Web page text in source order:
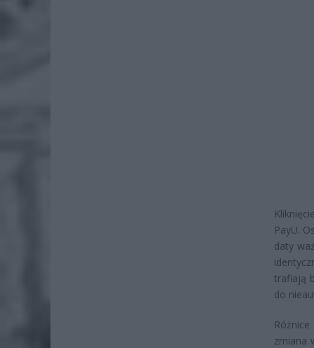
PayU.
daty
trafiają
do
zmiana